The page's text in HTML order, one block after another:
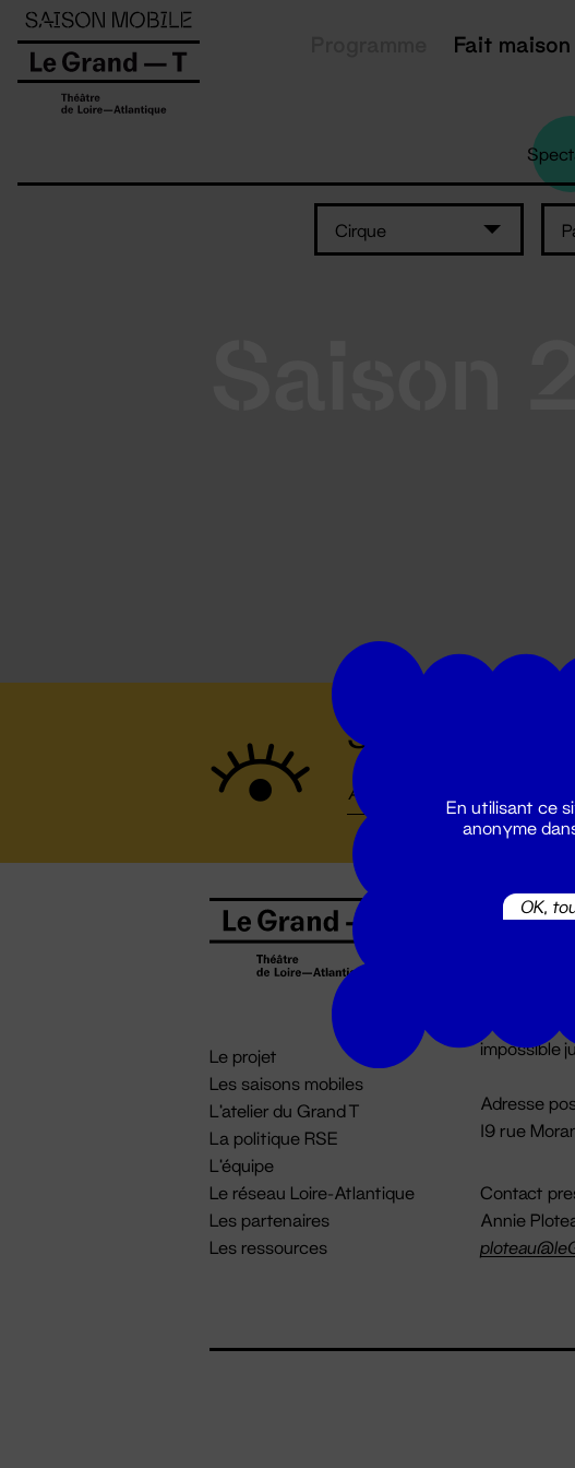
Fait maison
Cirque
Suivez toutes
Le projet
Les saisons mobiles
L'atelier du Grand T
La politique RSE
L'équipe
Le réseau Loire-Atlantique
Les partenaires
Les ressources
Billetterie
impossible
Adresse
19 rue
Contact
Annie
Panneau de gestion des cookies
En utilisant ce
anonyme
OK,